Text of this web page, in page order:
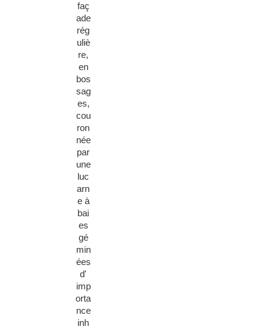
faç
ade
rég
uliè
re,
en
bos
sag
es,
cou
ron
née
par
une
luc
arn
e à
bai
es
gé
min
ées
d'
imp
orta
nce
inh